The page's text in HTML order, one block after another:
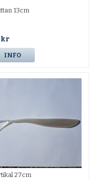
13cm
kr
INFO
27cm